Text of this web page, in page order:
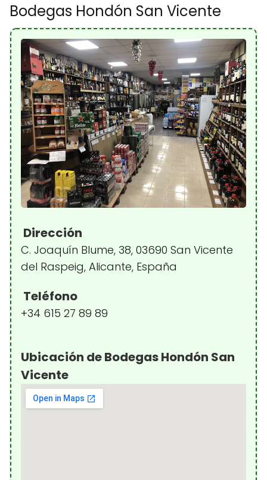
Bodegas Hondón San Vicente
Dirección
C. Joaquín Blume, 38, 03690 San Vicente
del Raspeig, Alicante, España
Teléfono
+34 615 27 89 89
Ubicación de Bodegas Hondón San
Vicente